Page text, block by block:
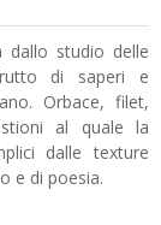
dallo studio delle
di saperi e
Orbace, filet,
al quale la
dalle texture
e di poesia.